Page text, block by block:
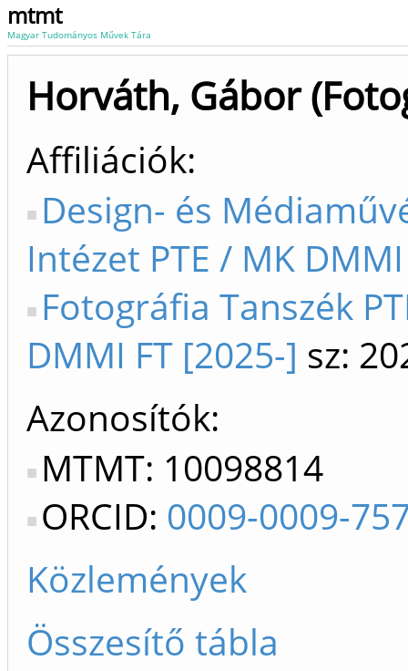
mtmt
Magyar Tudományos Művek Tára
Horváth, Gábor
Affiliációk
Design- és
Intézet PTE / MK
Fotográfia Tanszék
DMMI FT [2025-] sz:
Azonosítók
MTMT: 10098814
ORCID: 0009-0009-
Közlemények
Összesítő tábla